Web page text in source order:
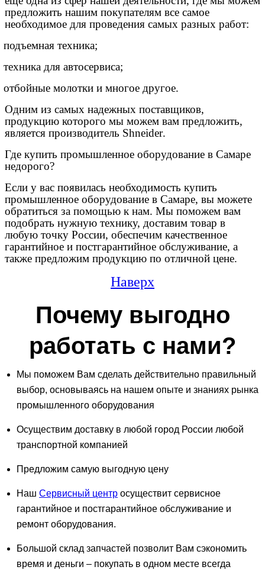
предложить нашим покупателям все самое
необходимое для проведения самых разных работ:
подъемная техника;
техника для автосервиса;
отбойные молотки и многое другое.
Одним из самых надежных поставщиков,
продукцию которого мы можем вам предложить,
является производитель Shneider.
Где купить промышленное оборудование в Самаре
недорого?
Если у вас появилась необходимость купить
промышленное оборудование в Самаре, вы можете
обратиться за помощью к нам. Мы поможем вам
подобрать нужную технику, доставим товар в
любую точку России, обеспечим качественное
гарантийное и постгарантийное обслуживание, а
также предложим продукцию по отличной цене.
Наверх
Почему выгодно
работать с нами?
Мы поможем Вам сделать действительно правильный
выбор, основываясь на нашем опыте и знаниях рынка
промышленного оборудования
Осуществим доставку в любой город России любой
транспортной компанией
Предложим самую выгодную цену
Наш Сервисный центр осуществит сервисное
гарантийное и постгарантийное обслуживание и
ремонт оборудования.
Большой склад запчастей позволит Вам сэкономить
время и деньги – покупать в одном месте всегда